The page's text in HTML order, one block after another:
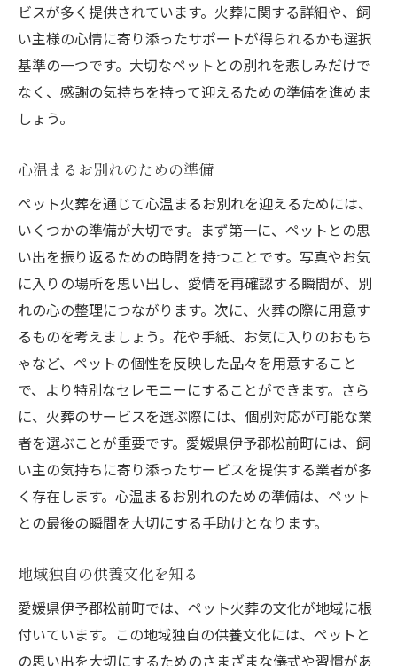
ビスが多く提供されています。火葬に関する詳細や、飼
い主様の心情に寄り添ったサポートが得られるかも選択
基準の一つです。大切なペットとの別れを悲しみだけで
なく、感謝の気持ちを持って迎えるための準備を進めま
しょう。
心温まるお別れのための準備
ペット火葬を通じて心温まるお別れを迎えるためには、
いくつかの準備が大切です。まず第一に、ペットとの思
い出を振り返るための時間を持つことです。写真やお気
に入りの場所を思い出し、愛情を再確認する瞬間が、別
れの心の整理につながります。次に、火葬の際に用意す
るものを考えましょう。花や手紙、お気に入りのおもち
ゃなど、ペットの個性を反映した品々を用意すること
で、より特別なセレモニーにすることができます。さら
に、火葬のサービスを選ぶ際には、個別対応が可能な業
者を選ぶことが重要です。愛媛県伊予郡松前町には、飼
い主の気持ちに寄り添ったサービスを提供する業者が多
く存在します。心温まるお別れのための準備は、ペット
との最後の瞬間を大切にする手助けとなります。
地域独自の供養文化を知る
愛媛県伊予郡松前町では、ペット火葬の文化が地域に根
付いています。この地域独自の供養文化には、ペットと
の思い出を大切にするためのさまざまな儀式や習慣があ